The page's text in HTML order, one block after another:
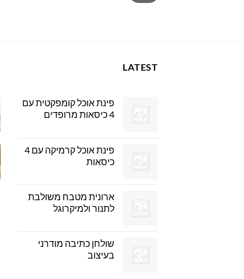
LATEST
פינת אוכל קומפקטית עם
4 כיסאות מרופדים
פינת אוכל קרמיקה עם 4
כיסאות
ארונית מטבח משולבת
לתנור ולמיקרוגל
שולחן כתיבה מודרני
בעיצוב